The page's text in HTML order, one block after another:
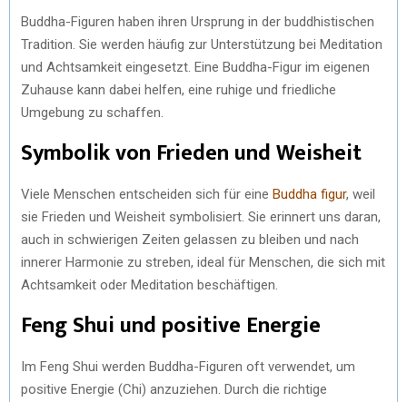
Buddha-Figuren haben ihren Ursprung in der buddhistischen
Tradition. Sie werden häufig zur Unterstützung bei Meditation
und Achtsamkeit eingesetzt. Eine Buddha-Figur im eigenen
Zuhause kann dabei helfen, eine ruhige und friedliche
Umgebung zu schaffen.
Symbolik von Frieden und Weisheit
Viele Menschen entscheiden sich für eine Buddha figur, weil
sie Frieden und Weisheit symbolisiert. Sie erinnert uns daran,
auch in schwierigen Zeiten gelassen zu bleiben und nach
innerer Harmonie zu streben, ideal für Menschen, die sich mit
Achtsamkeit oder Meditation beschäftigen.
Feng Shui und positive Energie
Im Feng Shui werden Buddha-Figuren oft verwendet, um
positive Energie (Chi) anzuziehen. Durch die richtige